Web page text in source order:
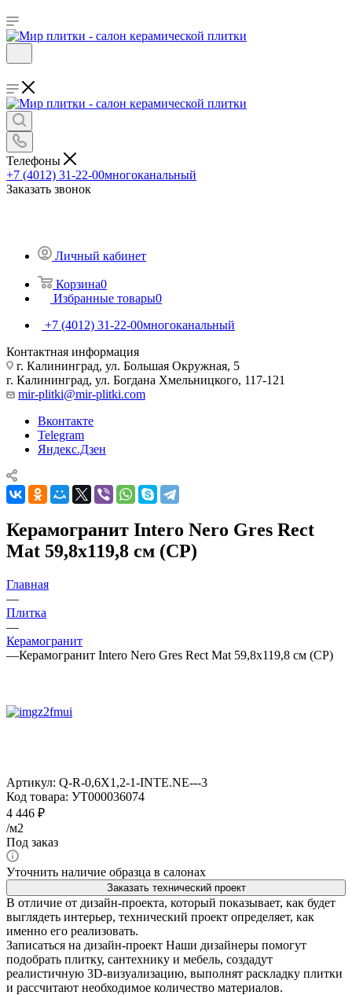
Телефоны
+7 (4012) 31-22-00многоканальный
Заказать звонок
Личный кабинет
Корзина0
Избранные товары0
+7 (4012) 31-22-00многоканальный
Контактная информация
г. Калининград, ул. Большая Окружная, 5
г. Калининград, ул. Богдана Хмельницкого, 117-121
mir-plitki@mir-plitki.com
Вконтакте
Telegram
Яндекс.Дзен
Керамогранит Intero Nero Gres Rect
Mat 59,8x119,8 см (CP)
Главная
—
Плитка
—
Керамогранит
—Керамогранит Intero Nero Gres Rect Mat 59,8x119,8 см (CP)
Артикул: Q-R-0,6X1,2-1-INTE.NE---3
Код товара: УТ000036074
4 446 ₽
/м2
Под заказ
Уточнить наличие образца в салонах
Заказать технический проект
В отличие от дизайн-проекта, который показывает, как будет
выглядеть интерьер, технический проект определяет, как
именно его реализовать.
Записаться на дизайн-проект Наши дизайнеры помогут
подобрать плитку, сантехнику и мебель, создадут
реалистичную 3D-визуализацию, выполнят раскладку плитки
и рассчитают необходимое количество материалов.